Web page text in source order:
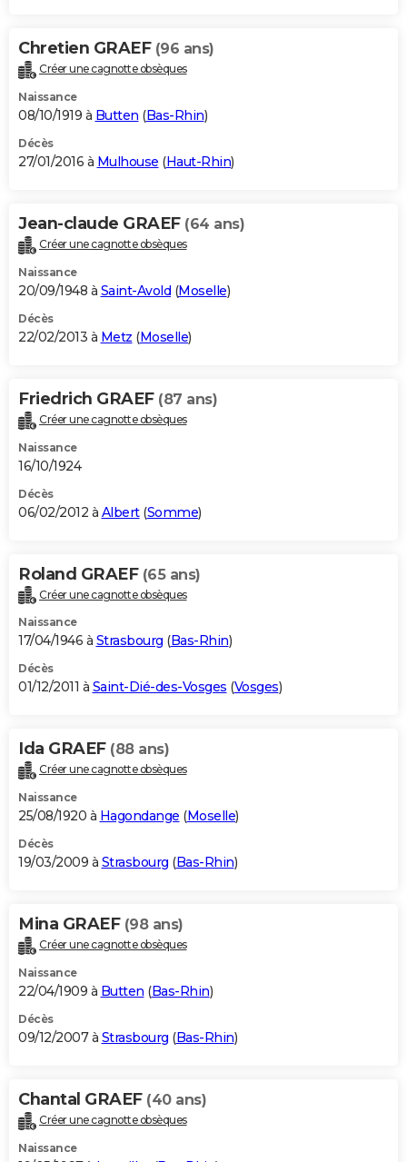
Chretien GRAEF (96 ans)
Créer une cagnotte obsèques
Naissance
08/10/1919 à Butten (Bas-Rhin)
Décès
27/01/2016 à Mulhouse (Haut-Rhin)
Jean-claude GRAEF (64 ans)
Créer une cagnotte obsèques
Naissance
20/09/1948 à Saint-Avold (Moselle)
Décès
22/02/2013 à Metz (Moselle)
Friedrich GRAEF (87 ans)
Créer une cagnotte obsèques
Naissance
16/10/1924
Décès
06/02/2012 à Albert(Somme)
Roland GRAEF (65 ans)
Créer une cagnotte obsèques
Naissance
17/04/1946 à Strasbourg (Bas-Rhin)
Décès
01/12/2011 à Saint-Dié-des-Vosges (Vosges)
Ida GRAEF (88 ans)
Créer une cagnotte obsèques
Naissance
25/08/1920 à Hagondange (Moselle)
Décès
19/03/2009 à Strasbourg (Bas-Rhin)
Mina GRAEF (98 ans)
Créer une cagnotte obsèques
Naissance
22/04/1909 à Butten (Bas-Rhin)
Décès
09/12/2007 à Strasbourg (Bas-Rhin)
Chantal GRAEF (40 ans)
Créer une cagnotte obsèques
Naissance